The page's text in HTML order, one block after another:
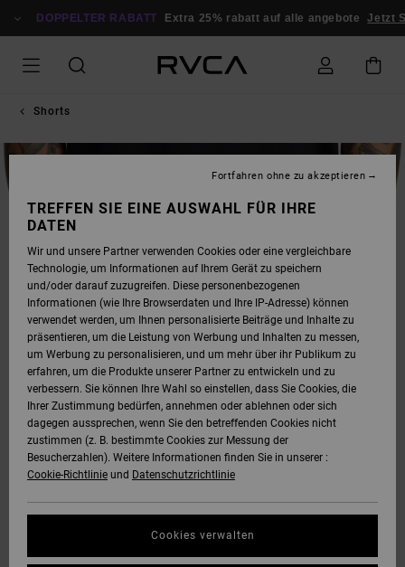
ZUR
DOPPELTER RABATT Extra 25% rabatt auf alle angebote Jetzt
Shorts
TREFFEN SIE EINE AUSWAHL FÜR IHRE
DATEN
Wir und unsere Partner verwenden Cookies oder eine vergleichbare
Technologie, um Informationen auf Ihrem Gerät zu speichern
und/oder darauf zuzugreifen. Diese personenbezogenen
Informationen (wie Ihre Browserdaten und Ihre IP-Adresse) können
verwendet werden, um Ihnen personalisierte Beiträge und Inhalte zu
präsentieren, um die Leistung von Werbung und Inhalten zu messen,
um Werbung zu personalisieren, und um mehr über ihr Publikum zu
erfahren, um die Produkte unserer Partner zu entwickeln und zu
verbessern. Sie können Ihre Wahl so einstellen, dass Sie Cookies, die
Ihrer Zustimmung bedürfen, annehmen oder ablehnen oder sich
dagegen aussprechen, wenn Sie den betreffenden Cookies nicht
zustimmen (z. B. bestimmte Cookies zur Messung der
Besucherzahlen). Weitere Informationen finden Sie in unserer :
Cookie-Richtlinie und Datenschutzrichtlinie
Cookies verwalten
Fortfahren ohne zu akzeptieren